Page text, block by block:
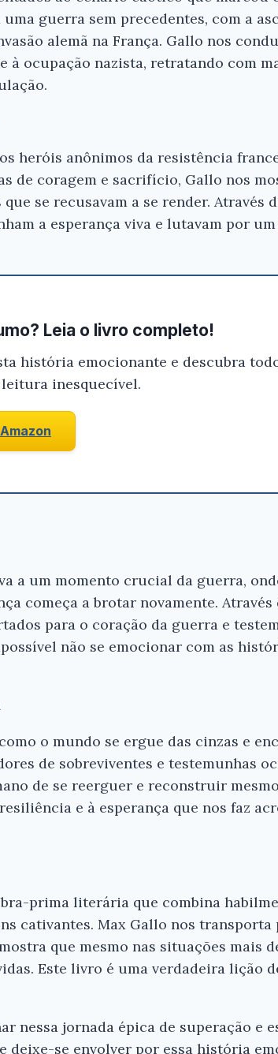
guerra sem precedentes, com a
alemã na França. Gallo nos
à ocupação nazista, retratando com
heróis anônimos da resistência
de coragem e sacrifício, Gallo nos
se recusavam a se render. Através
a esperança viva e lutavam por
Leia o livro completo!
história emocionante e descubra
inesquecível.
a um momento crucial da guerra,
começa a brotar novamente. Através
para o coração da guerra e
não se emocionar com as
o mundo se ergue das cinzas e
de sobreviventes e testemunhas
de se reerguer e reconstruir
e à esperança que nos faz
prima literária que combina
cativantes. Max Gallo nos
que mesmo nas situações mais
Este livro é uma verdadeira lição
nessa jornada épica de superação e
deixe-se envolver por essa história
Gostou do resumo? Nós criamos
que você tenha certeza de que o livro é
antes de comprar.
Conferir na Amazon